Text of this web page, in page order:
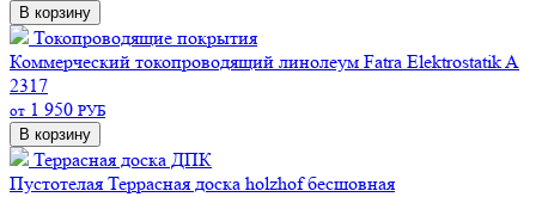
В корзину
Токопроводящие покрытия
Коммерческий токопроводящий линолеум Fatra Elektrostatik A
2317
от 1 950 РУБ
В корзину
Террасная доска ДПК
Пустотелая Террасная доска holzhof бесшовная